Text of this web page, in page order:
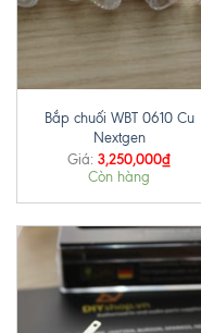
Bắp chuối WBT 0610 Cu
Nextgen
Giá: 3,250,000₫
Còn hàng